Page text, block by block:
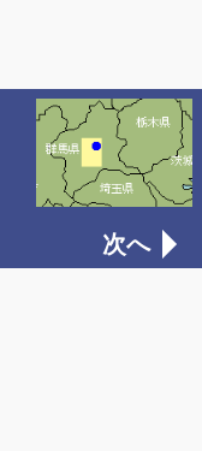
次へ